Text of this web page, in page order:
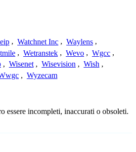
, Watchnet Inc , Waylens ,
, Wetranstek , Wevo , Wgcc ,
, Wisenet , Wisevision , Wish ,
, Wyzecam
essere incompleti, inaccurati o obsoleti.